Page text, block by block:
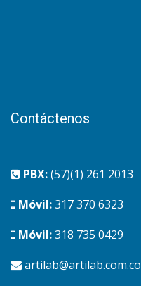
Contáctenos
PBX:(57)(1) 261 2013
Móvil:317 370 6323
Móvil:318 735 0429
artilab@artilab.com.co